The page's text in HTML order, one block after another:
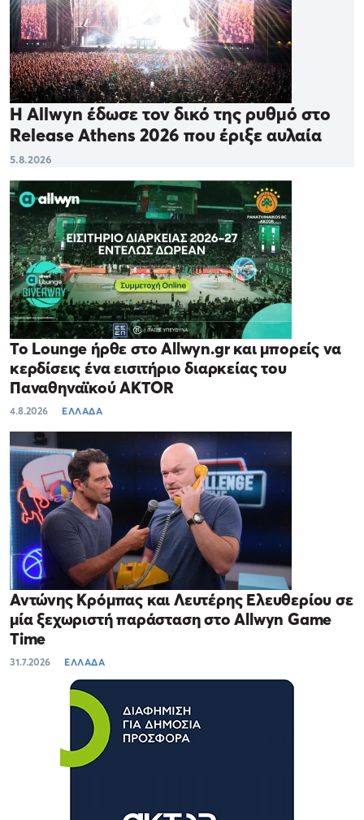
Η Allwyn έδωσε τον δικό της ρυθμό στο
Release Athens 2026 που έριξε αυλαία
5.8.2026
Το Lounge ήρθε στο Allwyn.gr και μπορείς να
κερδίσεις ένα εισιτήριο διαρκείας του
Παναθηναϊκού AKTOR
4.8.2026 ΕΛΛΑΔΑ
Αντώνης Κρόμπας και Λευτέρης Ελευθερίου σε
μία ξεχωριστή παράσταση στο Allwyn Game
Time
31.7.2026 ΕΛΛΑΔΑ